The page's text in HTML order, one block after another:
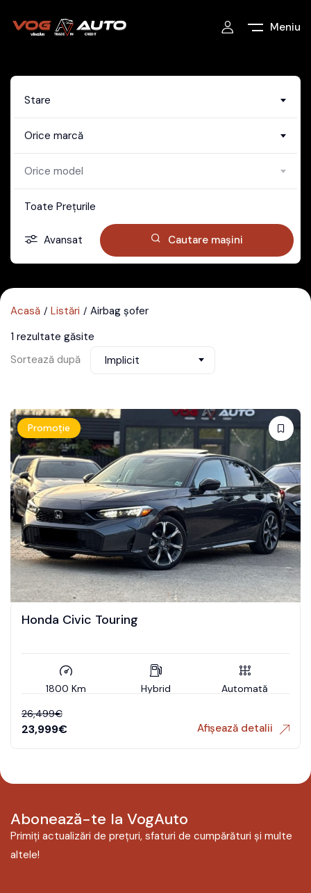
Meniu
Stare
Orice marcă
Orice model
Toate Prețurile
Avansat Cautare mașini
Acasă Listări
Airbag șofer
1 rezultate găsite
Sortează după
Implicit
Promoție
Honda Civic Touring
1800 Km Hybrid
Automată
26,499€
23,999€ Afișează detalii
Abonează-te la VogAuto
Primiți actualizări de prețuri, sfaturi de cumpărături și multe
altele!